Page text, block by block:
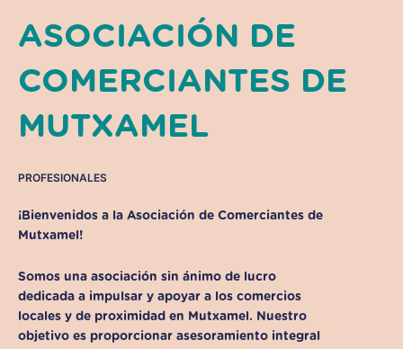
ASOCIACIÓN DE
COMERCIANTES DE
MUTXAMEL
PROFESIONALES
¡Bienvenidos a la Asociación de Comerciantes de
Mutxamel!
Somos una asociación sin ánimo de lucro
dedicada a impulsar y apoyar a los comercios
locales y de proximidad en Mutxamel. Nuestro
objetivo es proporcionar asesoramiento integral